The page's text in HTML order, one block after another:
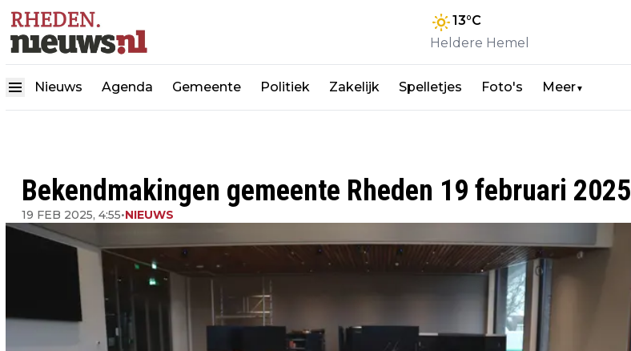
13°C
Heldere Hemel
Nieuws Agenda Gemeente Politiek Zakelijk Spelletjes Foto's Meer▼
Bekendmakingen gemeente Rheden 19 februari 2025
19 FEB 2025, 4:55•NIEUWS